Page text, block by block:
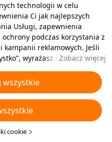
technologii w celu
Ci jak najlepszych
Usługi, zapewnienia
podczas korzystania z
reklamowych. Jeśli
wyrażasz zgodę na
urządzeniu w celach
opcję „Odrzucić wszystkie”,
pliki cookie lub wybrać typy
albo wyłączyć,
poniżej lub w dowolnej
Aby uzyskać więcej
Zobacz więcej
wszystkie
cookie